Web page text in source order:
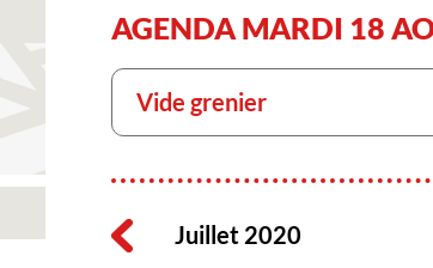
AGENDA MARDI 18
Vide grenier
Juillet 2020